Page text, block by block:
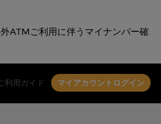
利用ガイド マイアカウントログイン
ATMご利用に伴うマイナンバー確